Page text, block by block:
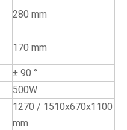
280 mm
170 mm
± 90 °
500W
1270 / 1510x670x1100
mm